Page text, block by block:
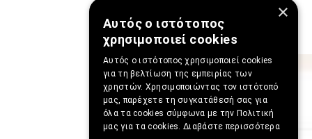
×
Αυτός ο ιστότοπος
χρησιμοποιεί cookies
Αυτός ο ιστότοπος χρησιμοποιεί cookies
για τη βελτίωση της εμπειρίας των
χρηστών. Χρησιμοποιώντας τον ιστότοπό
μας, παρέχετε τη συγκατάθεσή σας για
όλα τα cookies σύμφωνα με την Πολιτική
μας για τα cookies. Διαβάστε περισσότερα